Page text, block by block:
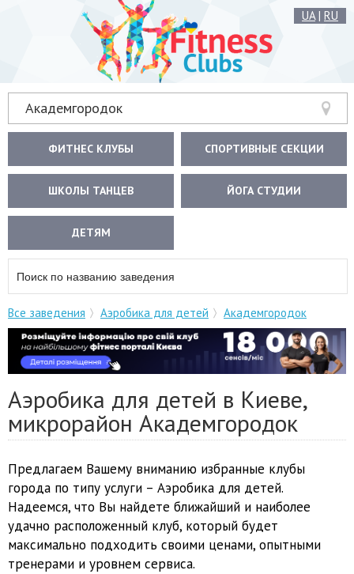
UA| RU
Академгородок
ФИТНЕС КЛУБЫ СПОРТИВНЫЕ СЕКЦИИ
ШКОЛЫ ТАНЦЕВ ЙОГА СТУДИИ
ДЕТЯМ
Все заведения Аэробика для детей Академгородок
Аэробика для детей в Киеве,
микрорайон Академгородок
Предлагаем Вашему вниманию избранные клубы
города по типу услуги – Аэробика для детей.
Надеемся, что Вы найдете ближайший и наиболее
удачно расположенный клуб, который будет
максимально подходить своими ценами, опытными
тренерами и уровнем сервиса.